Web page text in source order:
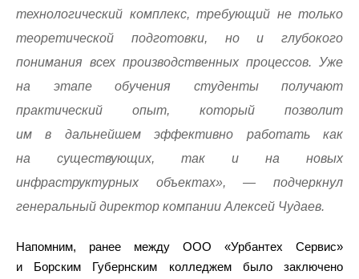
технологический комплекс, требующий не только
теоретической подготовки, но и глубокого
понимания всех производственных процессов. Уже
на этапе обучения студенты получают
практический опыт, который позволит
им в дальнейшем эффективно работать как
на существующих, так и на новых
инфраструктурных объектах», — подчеркнул
генеральный директор компании Алексей Чудаев.
Напомним, ранее между ООО «Урбантех Сервис»
и Борским Губернским колледжем было заключено